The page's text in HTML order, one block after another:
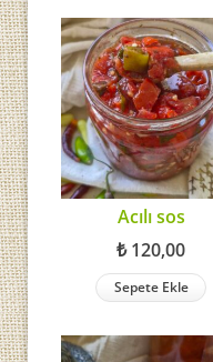
Acılı sos
₺120,00
Sepete Ekle